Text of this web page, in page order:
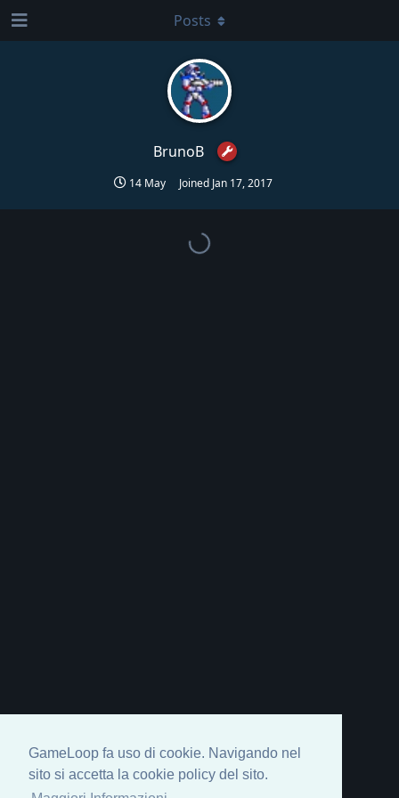
GameLoop fa uso di cookie. Navigando nel
sito si accetta la cookie policy del sito.
BrunoB
14 May Joined Jan 17, 2017
Posts